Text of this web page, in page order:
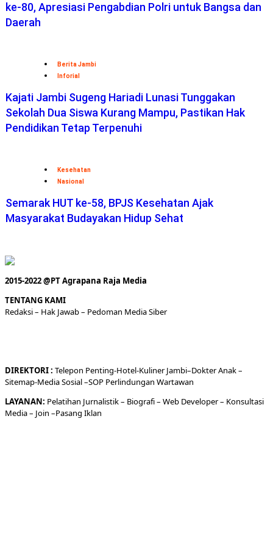
ke-80, Apresiasi Pengabdian Polri untuk Bangsa dan
Daerah
Berita Jambi
Inforial
Kajati Jambi Sugeng Hariadi Lunasi Tunggakan
Sekolah Dua Siswa Kurang Mampu, Pastikan Hak
Pendidikan Tetap Terpenuhi
Kesehatan
Nasional
Semarak HUT ke-58, BPJS Kesehatan Ajak
Masyarakat Budayakan Hidup Sehat
2015-2022 @PT Agrapana Raja Media
TENTANG KAMI
Redaksi– Hak Jawab – Pedoman Media Siber
DIREKTORI: Telepon Penting-Hotel-KulinerJambi–DokterAnak –
Sitemap-Media Sosial –SOP Perlindungan Wartawan
LAYANAN: Pelatihan Jurnalistik – Biografi– Web Developer– Konsultasi
Media– Join –Pasang Iklan